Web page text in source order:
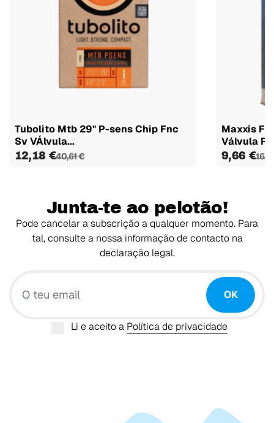
Tubolito Mtb 29" P-sens Chip Fnc
Sv VÁlvula...
12,18 €40,61 €
Maxxis
Válvula
9,66 €
Junta-te ao pelotão!
Pode cancelar a subscrição a qualquer momento. Para
tal, consulte a nossa informação de contacto na
declaração legal.
OK
Li e aceito a Política de privacidade